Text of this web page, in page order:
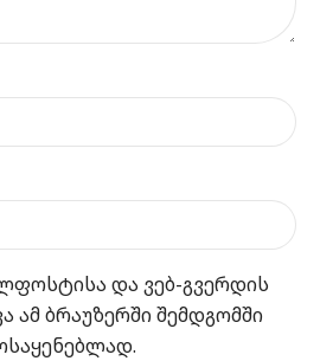
და ვებ-გვერდის
ამ ბრაუზერში შემდგომში